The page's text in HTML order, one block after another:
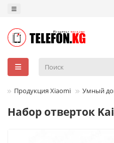
Продукция Xiaomi Умный
Набор отверток